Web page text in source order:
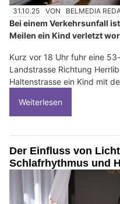
31.10.25 VON BELMEDIA
Bei einem Verkehrsunfall
Meilen ein Kind verletzt
Kurz vor 18 Uhr fuhr eine
Landstrasse Richtung
Haltenstrasse ein Kind mit
Weiterlesen
Der Einfluss von
Schlafrhythmus und